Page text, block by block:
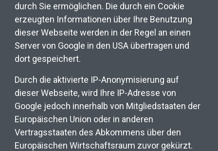
durch Sie ermöglichen. Die durch ein Cookie
erzeugten Informationen über Ihre Benutzung
dieser Webseite werden in der Regel an einen
Server von Google in den USA übertragen und
dort gespeichert.
Durch die aktivierte IP-Anonymisierung auf
dieser Webseite, wird Ihre IP-Adresse von
Google jedoch innerhalb von Mitgliedstaaten der
Europäischen Union oder in anderen
Vertragsstaaten des Abkommens über den
Europäischen Wirtschaftsraum zuvor gekürzt.